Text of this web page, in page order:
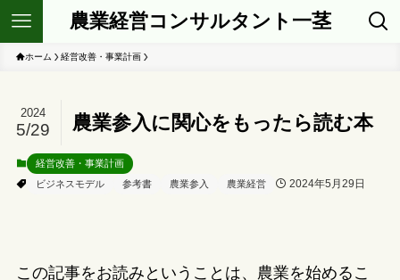
農業経営コンサルタント一茎
ホーム 経営改善・事業計画
農業参入に関心をもったら読む本
2024
5/29
経営改善・事業計画
ビジネスモデル
参考書 農業参入 農業経営 2024年5月29日
この記事をお読みということは、農業を始めるこ